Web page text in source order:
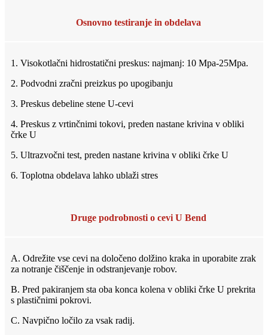
Osnovno testiranje in obdelava
1. Visokotlačni hidrostatični preskus: najmanj: 10 Mpa-25Mpa.
2. Podvodni zračni preizkus po upogibanju
3. Preskus debeline stene U-cevi
4. Preskus z vrtinčnimi tokovi, preden nastane krivina v obliki
črke U
5. Ultrazvočni test, preden nastane krivina v obliki črke U
6. Toplotna obdelava lahko ublaži stres
Druge podrobnosti o cevi U Bend
A. Odrežite vse cevi na določeno dolžino kraka in uporabite zrak
za notranje čiščenje in odstranjevanje robov.
B. Pred pakiranjem sta oba konca kolena v obliki črke U prekrita
s plastičnimi pokrovi.
C. Navpično ločilo za vsak radij.